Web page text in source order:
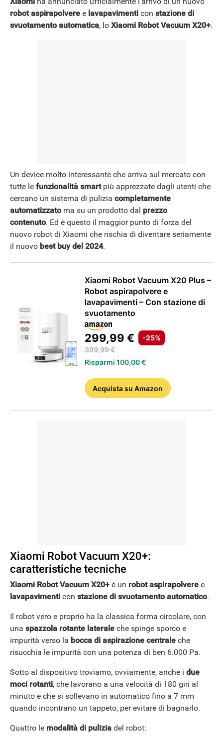
robot aspirapolvere e lavapavimenti con stazione di
svuotamento automatica, lo Xiaomi Robot Vacuum X20+.
Un device molto interessante che arriva sul mercato con
tutte le funzionalità smartpiù apprezzate dagli utenti che
cercano un sistema di pulizia completamente
automatizzatoma su un prodotto dal prezzo
contenuto. Ed è questo il maggior punto di forza del
nuovo robot di Xiaomi che rischia di diventare seriamente
il nuovo best buy del 2024.
Xiaomi Robot Vacuum X20 Plus –
Robot aspirapolvere e
lavapavimenti – Con stazione di
svuotamento
299,99 €
-25%
399,99 €
Risparmi 100,00 €
Acquistasu Amazon
Xiaomi Robot Vacuum X20+:
caratteristiche tecniche
Xiaomi Robot Vacuum X20+ è un robot aspirapolvere e
lavapavimenti con stazione di svuotamento automatico.
Il robot vero e proprio ha la classica forma circolare, con
una spazzola rotante laterale che spinge sporco e
impurità verso la bocca di aspirazione centrale che
risucchia le impurità con una potenza di ben 6.000 Pa.
Sotto al dispositivo troviamo, ovviamente, anche i due
moci rotanti, che lavorano a una velocità di 180 giri al
minuto e che si sollevano in automatico fino a 7 mm
quando incontrano un tappeto, per evitare di bagnarlo.
Quattro le modalità di pulizia del robot: